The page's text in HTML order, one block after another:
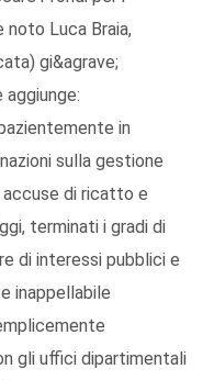
noto Luca Braia,
gi&agrave;
in
sulla gestione
di ricatto e
terminati i gradi di
di interessi pubblici e
inappellabile
gli uffici dipartimentali